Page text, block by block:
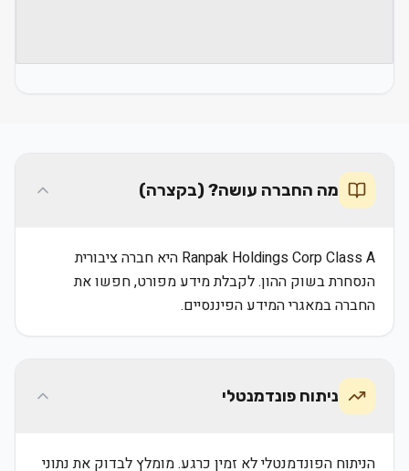
מה החברה עושה? (בקצרה)
Ranpak Holdings Corp Class A היא חברה ציבורית
הנסחרת בשוק ההון. לקבלת מידע מפורט, חפשו את
החברה במאגרי המידע הפיננסיים.
ניתוח פונדמנטלי
הניתוח הפונדמנטלי לא זמין כרגע. מומלץ לבדוק את נתוני